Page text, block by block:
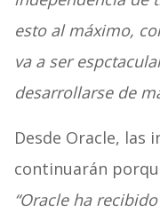
esto al máximo,
va a ser
desarrollarse de
Desde Oracle, las
continuarán
“Oracle ha